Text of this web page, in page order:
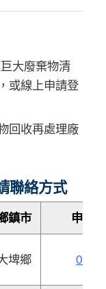
大廢棄物清
或線上申請登
回收再處理廠
聯絡方式
鎮市 申請
埤鄉 05-